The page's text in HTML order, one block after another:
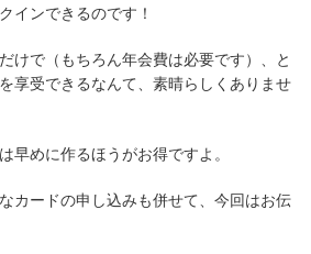
インできるのです！
けで（もちろん年会費は必要です）、と
享受できるなんて、素晴らしくありませ
早めに作るほうがお得ですよ。
カードの申し込みも併せて、今回はお伝